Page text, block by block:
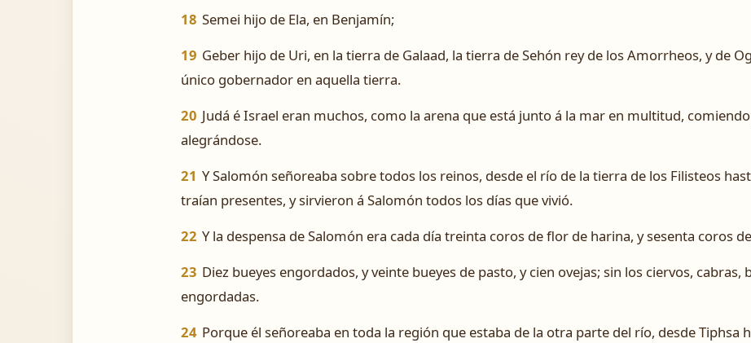
18 Semei hijo de Ela, en Benjamín;
19 Geber hijo de Uri, en la tierra de Galaad, la tierra de Sehón rey de los Amorrheos, y de
único gobernador en aquella tierra.
20 Judá é Israel eran muchos, como la arena que está junto á la mar en multitud,
alegrándose.
21 Y Salomón señoreaba sobre todos los reinos, desde el río de la tierra de los Filisteos
traían presentes, y sirvieron á Salomón todos los días que vivió.
22 Y la despensa de Salomón era cada día treinta coros de flor de harina, y sesenta coros
23 Diez bueyes engordados, y veinte bueyes de pasto, y cien ovejas; sin los ciervos, cabras,
engordadas.
24 Porque él señoreaba en toda la región que estaba de la otra parte del río, desde Tiphsa